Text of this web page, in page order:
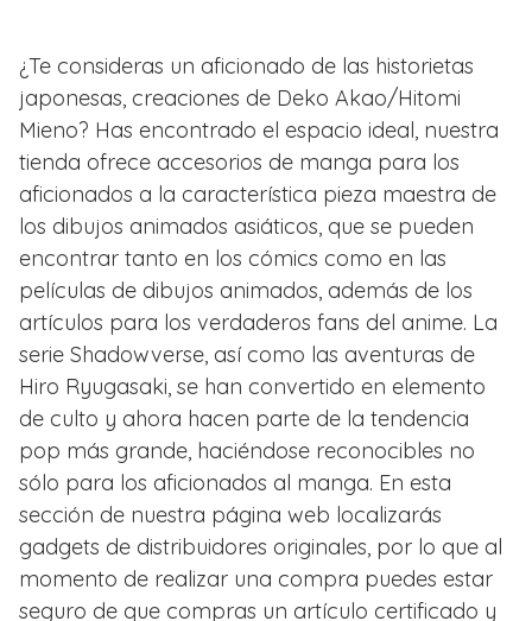
¿Te consideras un aficionado de las historietas
japonesas, creaciones de Deko Akao/Hitomi
Mieno? Has encontrado el espacio ideal, nuestra
tienda ofrece accesorios de manga para los
aficionados a la característica pieza maestra de
los dibujos animados asiáticos, que se pueden
encontrar tanto en los cómics como en las
películas de dibujos animados, además de los
artículos para los verdaderos fans del anime. La
serie Shadowverse, así como las aventuras de
Hiro Ryugasaki, se han convertido en elemento
de culto y ahora hacen parte de la tendencia
pop más grande, haciéndose reconocibles no
sólo para los aficionados al manga. En esta
sección de nuestra página web localizarás
gadgets de distribuidores originales, por lo que al
momento de realizar una compra puedes estar
seguro de que compras un artículo certificado y